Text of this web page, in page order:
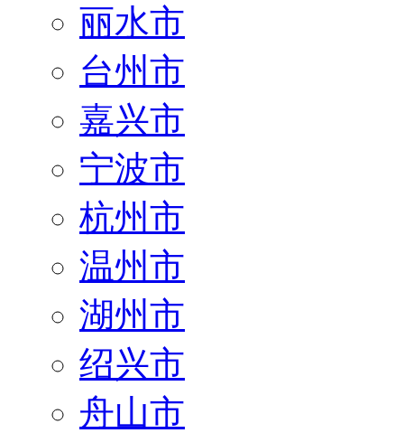
丽水市
台州市
嘉兴市
宁波市
杭州市
温州市
湖州市
绍兴市
舟山市